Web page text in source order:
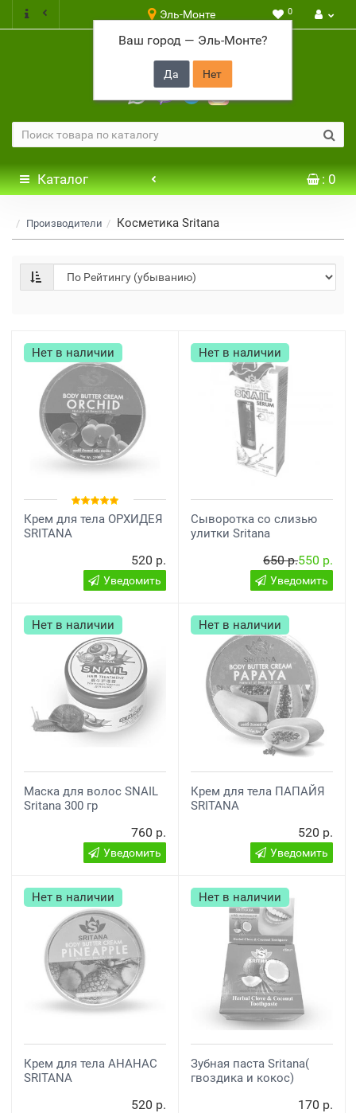
Эль-Монте
Ваш город — Эль-Монте?
0
+7 917 646 65 48
Каталог : 0
Производители Косметика Sritana
Нет в наличии
Крем для тела ОРХИДЕЯ
SRITANA
520 р.
Уведомить
Нет в наличии
Сыворотка со слизью
улитки Sritana
650 р.550 р.
Уведомить
Нет в наличии
Маска для волос SNAIL
Sritana 300 гр
760 р.
Уведомить
Нет в наличии
Крем для тела ПАПАЙЯ
SRITANA
520 р.
Уведомить
Нет в наличии
Крем для тела АНАНАС
SRITANA
520 р.
Нет в наличии
Зубная паста Sritana(
гвоздика и кокос)
170 р.